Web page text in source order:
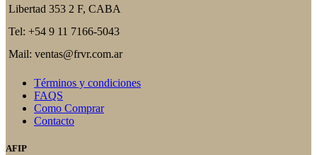
Libertad 353 2 F, CABA
Tel: +54 9 11 7166-5043
Mail: ventas@frvr.com.ar
Términos y condiciones
FAQS
Como Comprar
Contacto
AFIP